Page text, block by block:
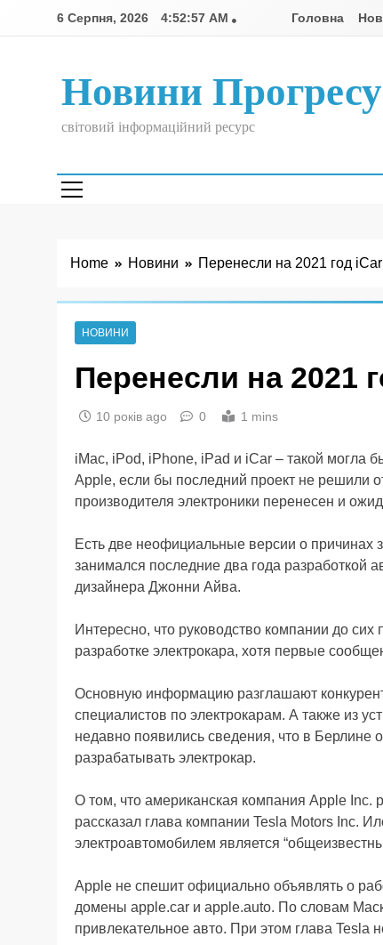
6 Серпня, 2026 4:52:58 AM Головна
Новини Прогресу
світовий інформаційний ресурс
Home Новини Перенесли на 2021 год iCar
НОВИНИ
Перенесли на 2021
10 років ago 0 1 mins
iMac, iPod, iPhone, iPad и iCar – такой могла
Apple, если бы последний проект не решили
производителя электроники перенесен и
Есть две неофициальные версии о причинах
занимался последние два года разработкой
дизайнера Джонни Айва.
Интересно, что руководство компании до
разработке электрокара, хотя первые
Основную информацию разглашают
специалистов по электрокарам. А также из
недавно появились сведения, что в Берлине
разрабатывать электрокар.
О том, что американская компания Apple Inc.
рассказал глава компании Tesla Motors Inc.
электроавтомобилем является
Apple не спешит официально объявлять о
домены apple.car и apple.auto. По словам
привлекательное авто. При этом глава Tesla